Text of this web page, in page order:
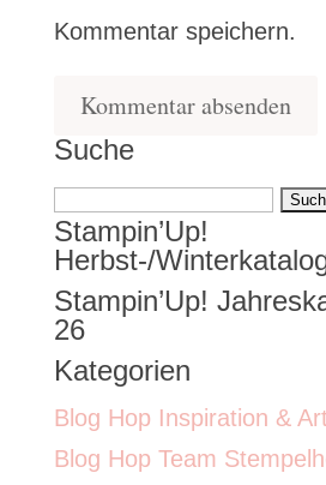
Kommentar speichern.
Suche
Suchen
nach:
Stampin’Up!
Herbst-/
Stampin’Up!
26
Kategorien
Blog Hop Inspiration & Art
Blog Hop Team